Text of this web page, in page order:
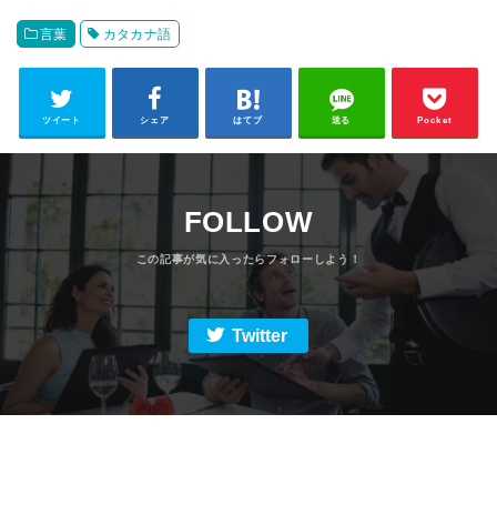
言葉 カタカナ語
ツイート シェア はてブ 送る Pocket
FOLLOW
Twitter